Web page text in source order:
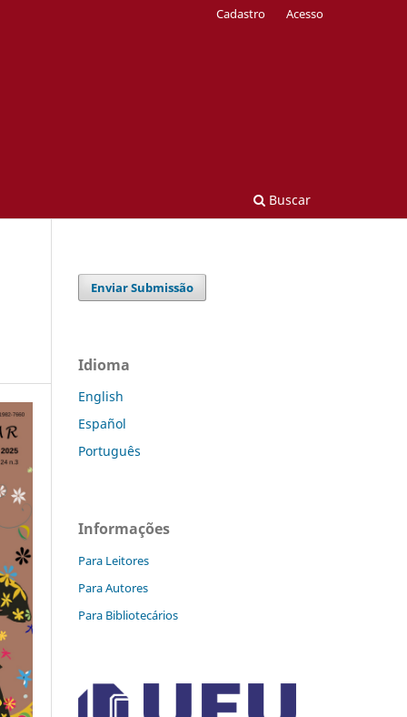
Buscar
Cadastro Acesso
Enviar Submissão
Idioma
English
Español
Português
Informações
Para Leitores
Para Autores
Para Bibliotecários